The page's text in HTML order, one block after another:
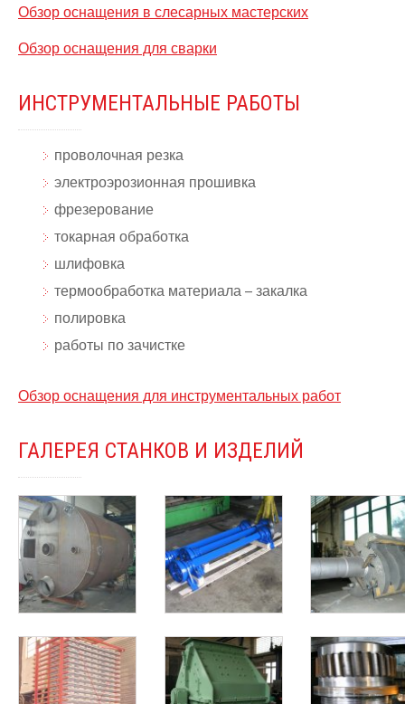
Обзор оснащения в слесарных мастерских
Обзор оснащения для сварки
ИНСТРУМЕНТАЛЬНЫЕ РАБОТЫ
проволочная резка
электроэрозионная прошивка
фрезерование
токарная обработка
шлифовка
термообработка материала – закалка
полировка
работы по зачистке
Обзор оснащения для инструментальных работ
ГАЛЕРЕЯ СТАНКОВ И ИЗДЕЛИЙ